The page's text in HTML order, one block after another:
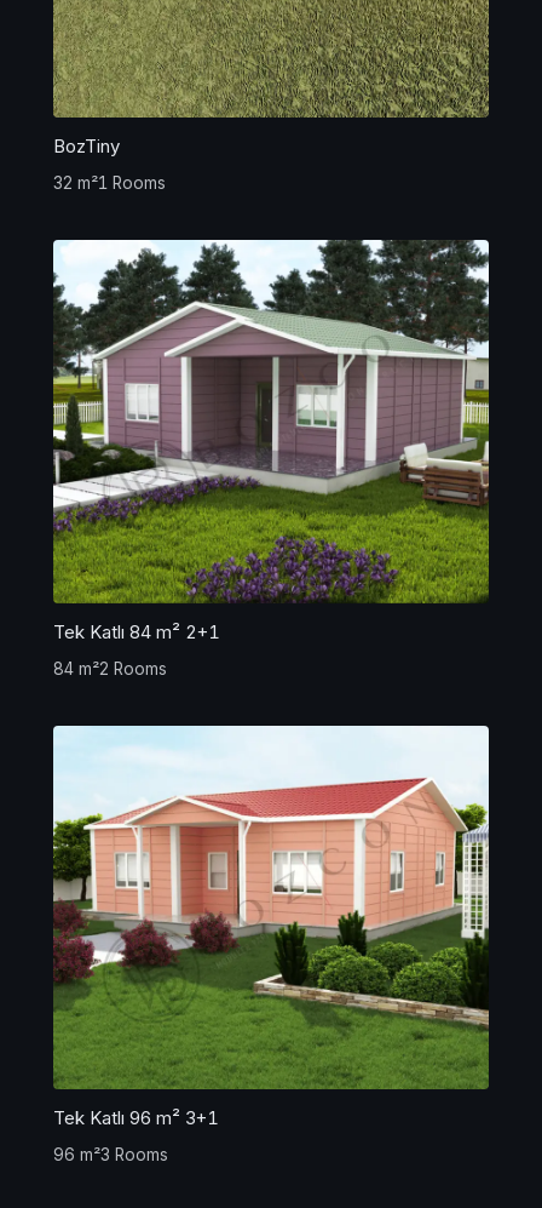
BozTiny
32 m²1 Rooms
Tek Katlı 84 m² 2+1
84 m²2 Rooms
Tek Katlı 96 m² 3+1
96 m²3 Rooms